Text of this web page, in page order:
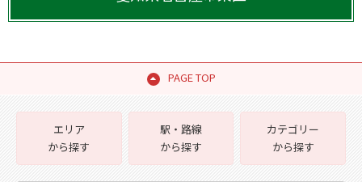
PAGE TOP
エリア
から探す
駅・路線
から探す
カテゴリー
から探す